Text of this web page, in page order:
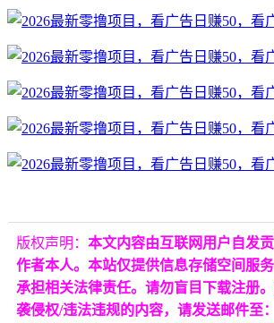
版权声明： 本文内容由互联网用户自发
作者本人。本站仅提供信息存储空间服
承担相关法律责任。请勿盲目下载注册
袭侵权/违法违规的内容，请发送邮件至：